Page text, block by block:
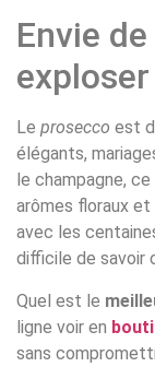
Envie
Le prosecco est
élégants,
le champagne,
arômes floraux et
avec les
difficile de savoir
Quel est le
ligne voir en
sans